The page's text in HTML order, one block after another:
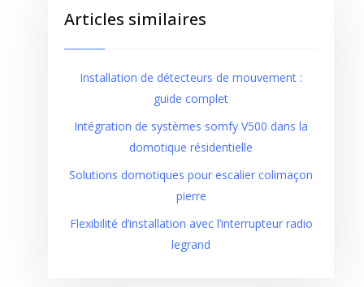
Articles similaires
Installation de détecteurs de mouvement :
guide complet
Intégration de systèmes somfy V500 dans la
domotique résidentielle
Solutions domotiques pour escalier colimaçon
pierre
Flexibilité d’installation avec l’interrupteur radio
legrand